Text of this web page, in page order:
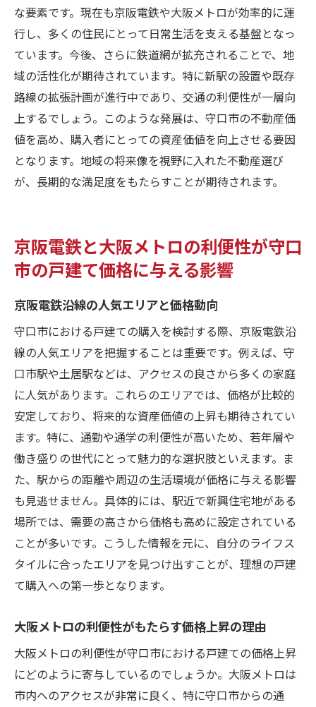
な要素です。現在も京阪電鉄や大阪メトロが効率的に運
行し、多くの住民にとって日常生活を支える基盤となっ
ています。今後、さらに鉄道網が拡充されることで、地
域の活性化が期待されています。特に新駅の設置や既存
路線の拡張計画が進行中であり、交通の利便性が一層向
上するでしょう。このような発展は、守口市の不動産価
値を高め、購入者にとっての資産価値を向上させる要因
となります。地域の将来像を視野に入れた不動産選び
が、長期的な満足度をもたらすことが期待されます。
京阪電鉄と大阪メトロの利便性が守口
市の戸建て価格に与える影響
京阪電鉄沿線の人気エリアと価格動向
守口市における戸建ての購入を検討する際、京阪電鉄沿
線の人気エリアを把握することは重要です。例えば、守
口市駅や土居駅などは、アクセスの良さから多くの家庭
に人気があります。これらのエリアでは、価格が比較的
安定しており、将来的な資産価値の上昇も期待されてい
ます。特に、通勤や通学の利便性が高いため、若年層や
働き盛りの世代にとって魅力的な選択肢といえます。ま
た、駅からの距離や周辺の生活環境が価格に与える影響
も見逃せません。具体的には、駅近で新興住宅地がある
場所では、需要の高さから価格も高めに設定されている
ことが多いです。こうした情報を元に、自分のライフス
タイルに合ったエリアを見つけ出すことが、理想の戸建
て購入への第一歩となります。
大阪メトロの利便性がもたらす価格上昇の理由
大阪メトロの利便性が守口市における戸建ての価格上昇
にどのように寄与しているのでしょうか。大阪メトロは
市内へのアクセスが非常に良く、特に守口市からの通